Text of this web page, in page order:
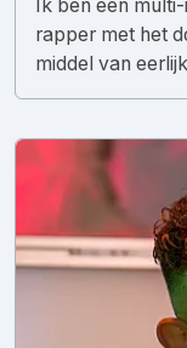
Ik ben een
rapper met het
middel van